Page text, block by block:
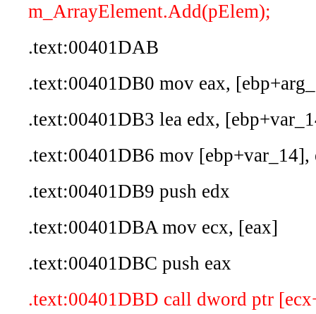
m_ArrayElement.Add(pElem);
.text:00401DAB
.text:00401DB0 mov eax,
.text:00401DB3 lea edx,
.text:00401DB6 mov [ebp+var_14],
.text:00401DB9 push edx
.text:00401DBA mov ecx, [eax]
.text:00401DBC push eax
.text:00401DBD call dword ptr